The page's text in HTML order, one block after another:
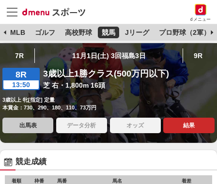
dメニュー
MLB ゴルフ 高校野球 競馬 Jリーグ プロ野球（2軍）
7R 11月1日(土) 3回福島3日 9R
8R
13:50
3歳以上1勝クラス(500万円以下)
芝 右・1,800m 16頭
3歳以上 牝[指定] 定量
本賞金：730、290、180、110、73万円
出馬表 データ分析 オッズ 結果
競走成績
着順 枠番 馬番 馬名 着差